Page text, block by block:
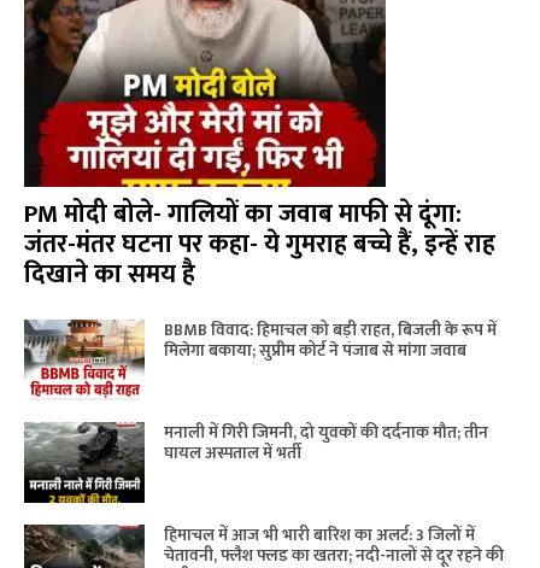
PM मोदी बोले- गालियों का जवाब माफी से दूंगा:
जंतर-मंतर घटना पर कहा- ये गुमराह बच्चे हैं, इन्हें राह
दिखाने का समय है
BBMB विवाद: हिमाचल को बड़ी राहत, बिजली के रूप में
मिलेगा बकाया; सुप्रीम कोर्ट ने पंजाब से मांगा जवाब
मनाली में गिरी जिमनी, दो युवकों की दर्दनाक मौत; तीन
घायल अस्पताल में भर्ती
हिमाचल में आज भी भारी बारिश का अलर्ट: 3 जिलों में
चेतावनी, फ्लैश फ्लड का खतरा; नदी-नालों से दूर रहने की